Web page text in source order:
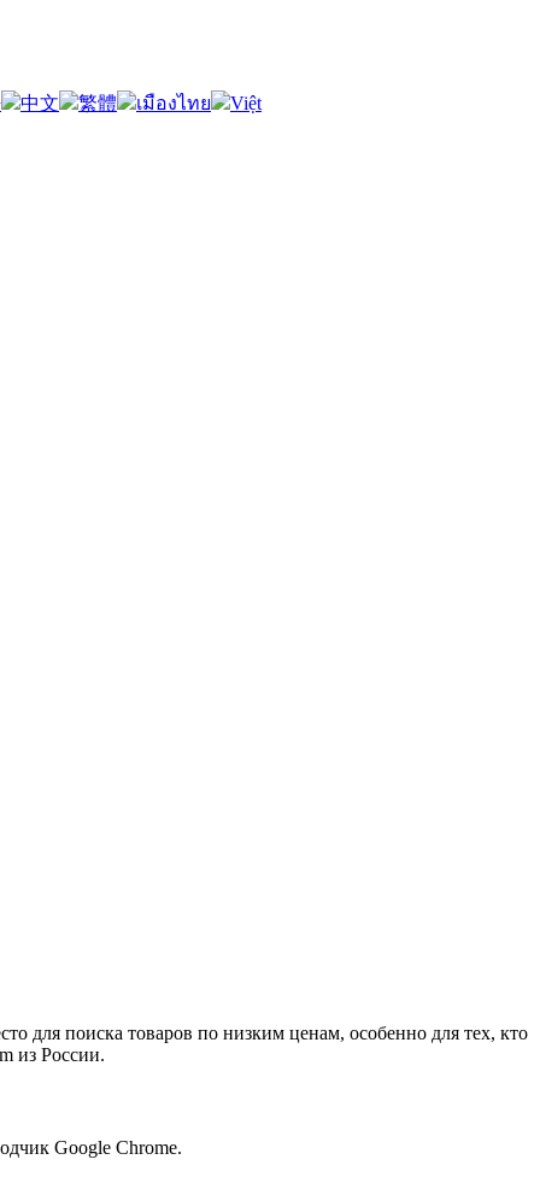
中文 繁體 เมืองไทย
Việt
для поиска товаров по низким ценам, особенно для тех, кто
из России.
Google Chrome.